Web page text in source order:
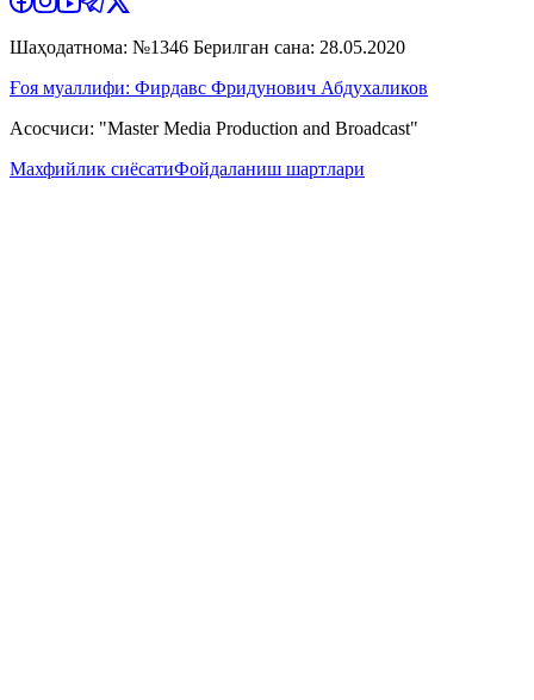
Шаҳодатнома: №1346 Берилган сана: 28.05.2020
Ғоя муаллифи: Фирдавс Фридунович Абдухаликов
Асосчиси: "Master Media Production and Broadcast"
Махфийлик сиёсатиФойдаланиш шартлари